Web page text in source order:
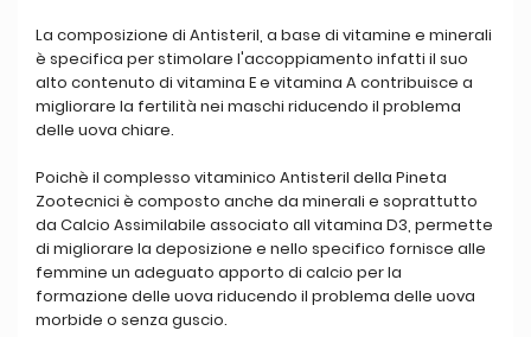
La composizione di Antisteril, a base di vitamine e minerali
è specifica per stimolare l'accoppiamento infatti il suo
alto contenuto di vitamina E e vitamina A contribuisce a
migliorare la fertilità nei maschi riducendo il problema
delle uova chiare.
Poichè il complesso vitaminico Antisteril della Pineta
Zootecnici è composto anche da minerali e soprattutto
da Calcio Assimilabile associato all vitamina D3, permette
di migliorare la deposizione e nello specifico fornisce alle
femmine un adeguato apporto di calcio per la
formazione delle uova riducendo il problema delle uova
morbide o senza guscio.